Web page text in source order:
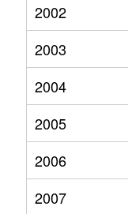
2002
2003
2004
2005
2006
2007